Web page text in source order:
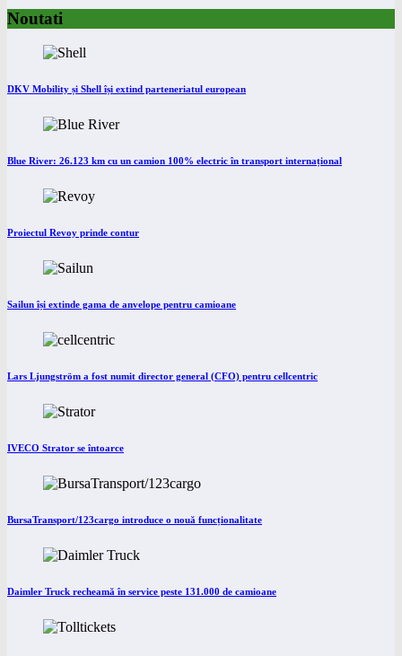
Noutati
DKV Mobility și Shell își extind parteneriatul european
Blue River: 26.123 km cu un camion 100% electric în transport internațional
Proiectul Revoy prinde contur
Sailun își extinde gama de anvelope pentru camioane
Lars Ljungström a fost numit director general (CFO) pentru cellcentric
IVECO Strator se întoarce
BursaTransport/123cargo introduce o nouă funcționalitate
Daimler Truck recheamă în service peste 131.000 de camioane